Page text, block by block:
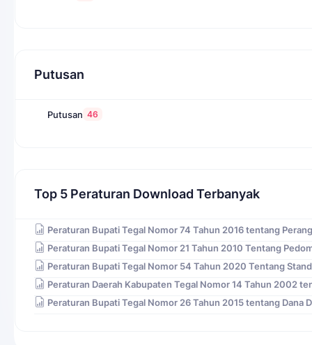
Putusan
Putusan 46
Top 5 Peraturan Download Terbanyak
Peraturan Bupati Tegal Nomor 74 Tahun 2016 tentang
Peraturan Bupati Tegal Nomor 21 Tahun 2010 Tentang
Peraturan Bupati Tegal Nomor 54 Tahun 2020 Tentang
Peraturan Daerah Kabupaten Tegal Nomor 14 Tahun 2002
Peraturan Bupati Tegal Nomor 26 Tahun 2015 tentang Dana